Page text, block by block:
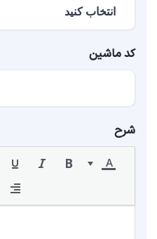
کد ماشین
شرح